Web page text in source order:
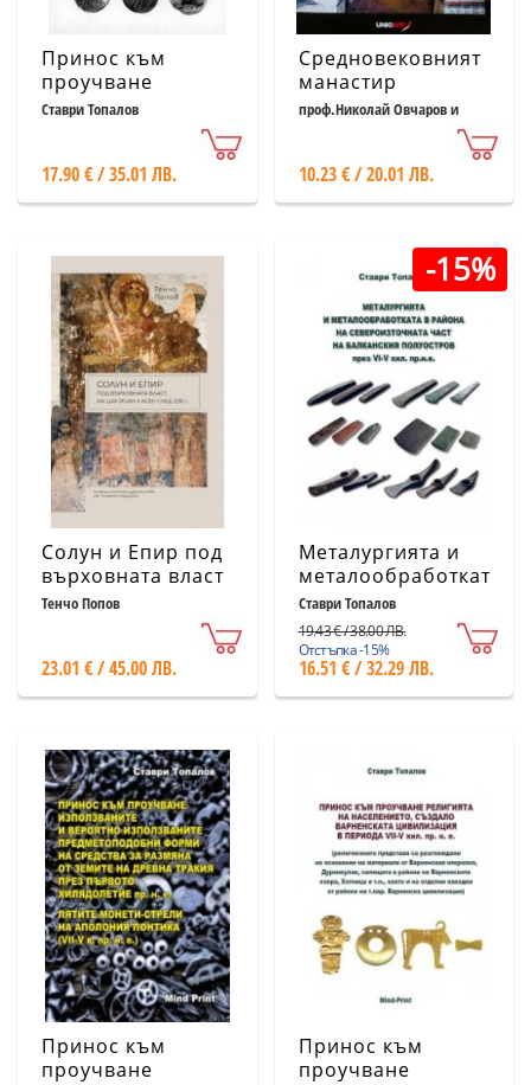
Принос към
проучване
контрамарките на
Западнопонтийските
Аполония,
Месамбрия и
Ставри Топалов
17.90 € / 35.01 ЛВ.
Средновековният
манастир
"Св.Равноапостоли
Петър и Павел"
Търново и
неговите
проф.Николай Овчаров и
10.23 € / 20.01 ЛВ.
Солун и Епир под
върховната власт
на цар Йоан II
Асен след 1230 г.
Тенчо Попов
23.01 € / 45.00 ЛВ.
-15%
Металургията и
металообработката
в района на
Североизточната
част на
Балканския
полуостров през
Ставри Топалов
19.43 € / 38.00 ЛВ.
Отстъпка -15%
16.51 € / 32.29 ЛВ.
Принос към
проучване
Принос към
проучване